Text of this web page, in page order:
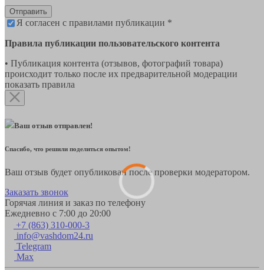
Отправить
Я согласен с правилами публикации *
Правила публикации пользовательского контента
• Публикация контента (отзывов, фотографий товара)
происходит только после их предварительной модерации
показать правила
Ваш отзыв отправлен!
Спасибо, что решили поделиться опытом!
Ваш отзыв будет опубликован после проверки модератором.
Заказать звонок
Горячая линия и заказ по телефону
Ежедневно с 7:00 до 20:00
+7 (863) 310-000-3
info@vashdom24.ru
Telegram
Max